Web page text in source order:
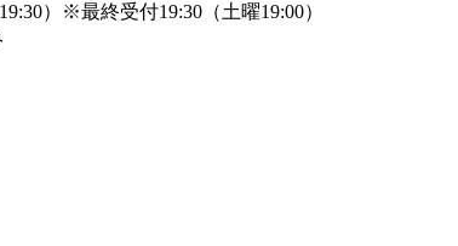
）※最終受付19:30（土曜19:00）